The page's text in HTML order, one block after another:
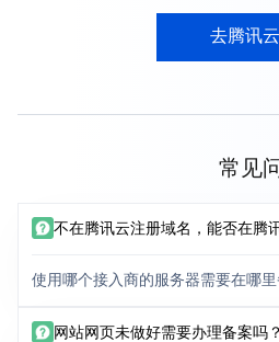
去腾讯
常见
不在腾讯云注册域名，能否在腾
使用哪个接入商的服务器需要在哪
网站网页未做好需要办理备案吗？